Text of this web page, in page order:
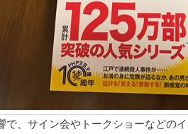
で、サイン会やトークショーなどの